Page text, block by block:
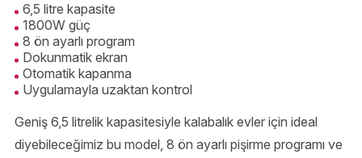
6,5 litre kapasite
1800W güç
8 ön ayarlı program
Dokunmatik ekran
Otomatik kapanma
Uygulamayla uzaktan kontrol
Geniş 6,5 litrelik kapasitesiyle kalabalık evler için ideal
diyebileceğimiz bu model, 8 ön ayarlı pişirme programı ve